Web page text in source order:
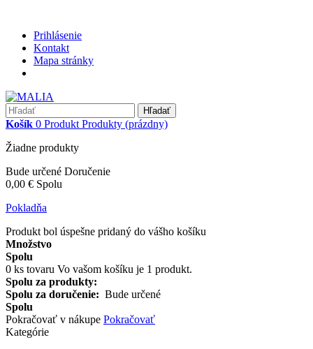
Prihlásenie
Kontakt
Mapa stránky
Hľadať
Košík 0 Produkt Produkty (prázdny)
Žiadne produkty
Bude určené Doručenie
0,00 € Spolu
Pokladňa
Produkt bol úspešne pridaný do vášho košíku
Množstvo
Spolu
0 ks tovaru Vo vašom košíku je 1 produkt.
Spolu za produkty:
Spolu za doručenie: Bude určené
Spolu
Pokračovať v nákupe Pokračovať
Kategórie